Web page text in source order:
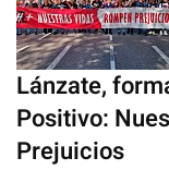
Lánzate,
Positivo:
Prejuicios